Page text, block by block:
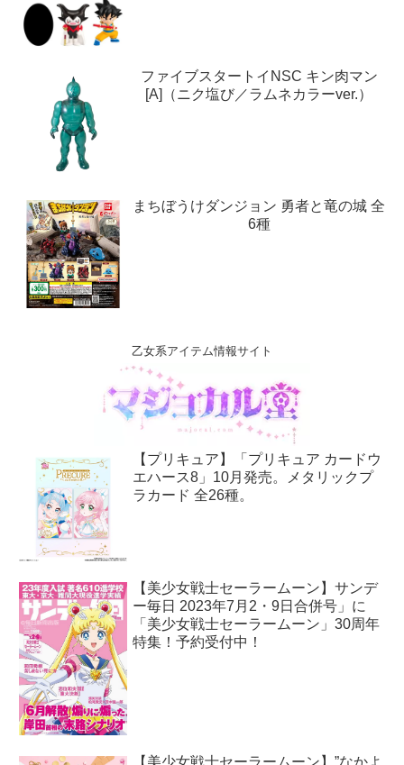
ファイブスタートイNSC キン肉マン
[A]（ニク塩び／ラムネカラーver.）
まちぼうけダンジョン 勇者と竜の城 全
6種
乙女系アイテム情報サイト
【プリキュア】「プリキュア カードウ
エハース8」10月発売。メタリックプ
ラカード 全26種。
【美少女戦士セーラームーン】サンデ
ー毎日 2023年7月2・9日合併号」に
「美少女戦士セーラームーン」30周年
特集！予約受付中！
【美少女戦士セーラームーン】”なかよ